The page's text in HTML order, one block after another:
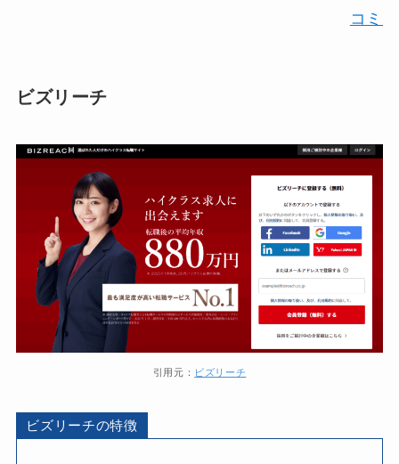
コミ
ビズリーチ
引用元： ビズリーチ
ビズリーチの特徴